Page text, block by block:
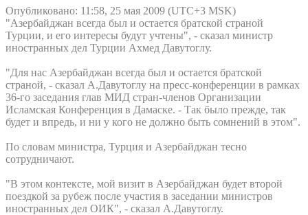
Опубликовано: 11:58, 25 мая 2009 (UTC+3 MSK)
"Азербайджан всегда был и остается братской страной
Турции, и его интересы будут учтены", - сказал министр
иностранных дел Турции Ахмед Давутоглу.
"Для нас Азербайджан всегда был и остается братской
страной, - сказал А.Давутоглу на пресс-конференции в рамках
36-го заседания глав МИД стран-членов Организации
Исламская Конференция в Дамаске. - Так было прежде, так
будет и впредь, и ни у кого не должно быть сомнений в этом".
По словам министра, Турция и Азербайджан тесно
сотрудничают.
"В этом контексте, мой визит в Азербайджан будет второй
поездкой за рубеж после участия в заседании министров
иностранных дел ОИК", - сказал А.Давутоглу.